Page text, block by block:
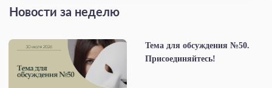
Новости за неделю
Тема для обсуждения №50.
Присоединяйтесь!